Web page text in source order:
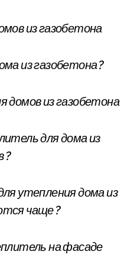
из газобетона
из газобетона?
домов из газобетона
для дома из
утепления дома из
чаще?
на фасаде